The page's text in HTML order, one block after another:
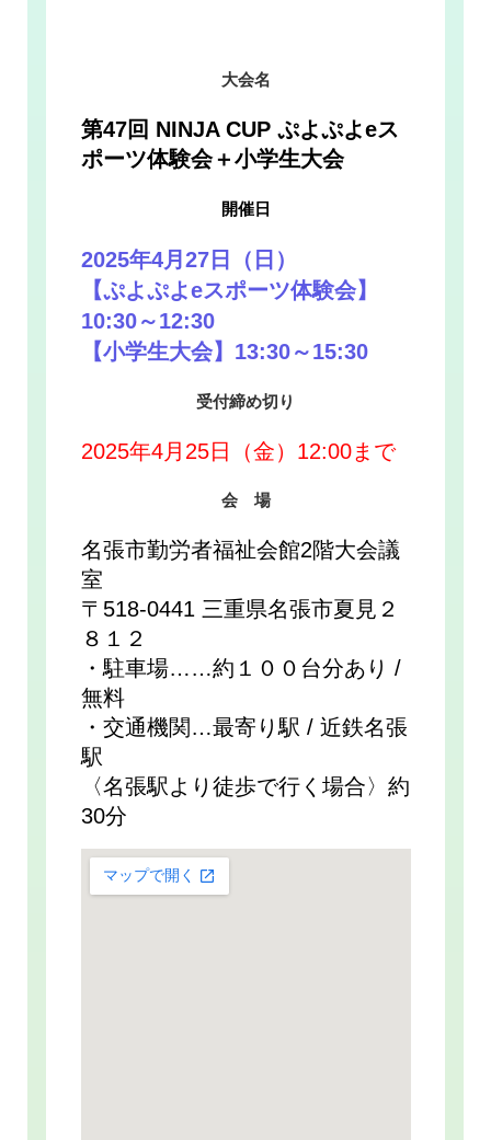
大会名
第47回 NINJA CUP ぷよぷよeス
ポーツ体験会＋小学生大会
開催日
2025年4月27日（ 日 ）
【ぷよぷよeスポーツ体験会】
10:30～12:30
【小学生大会】13:30～15:30
受付締め切り
2025年4月25日（金）12:00まで
会 場
名張市勤労者福祉会館2階大会議
室
〒518-0441 三重県名張市夏見２
８１２
・駐車場……約１００台分あり /
無料
・交通機関…最寄り駅 / 近鉄名張
駅
〈名張駅より徒歩で行く場合〉約
30分